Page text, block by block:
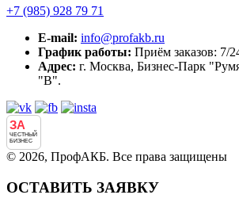
+7 (985) 928 79 71
E-mail: info@profakb.ru
График работы: Приём заказов: 7/
Адрес: г. Москва, Бизнес-Парк
"В".
ЗА
ЧЕСТНЫЙ
БИЗНЕС
© 2026, ПрофАКБ. Все права защищены
ОСТАВИТЬ ЗАЯВКУ